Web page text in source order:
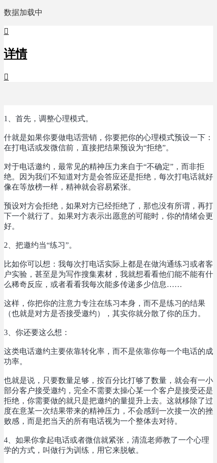
数据加载中

详情

1、首先，调整心理模式。
什就是如果你要做电话营销，你要把你的心理模式预设一下：
在打电话或发微信前，直接把结果预设为“拒绝”。
对于电话邀约，最常见的精神压力来自于“不确定”，而非拒
绝。因为我们不知道对方是会答应还是拒绝，每次打电话就好
像在等放榜一样，精神就会容易紧张。
预设对方会拒绝，如果对方已经拒绝了，那也没有所谓，再打
下一个就行了。如果对方表示出愿意的可能时，你的情绪会更
好。
2、把邀约当“练习”。
比如你可以想：我每次打电话实际上都是在做沟通练习或者客
户实验，甚至是为写作搜集素材，我就想看看他们能不能有什
么稀奇反应，或者看看我每次能多传递多少信息……
这样，你把你的注意力专注在练习本身，而不是练习的结果
（也就是对方是否接受邀约），其实你就分散了你的压力。
3、你还要这么想：
这类电话邀约主要依靠转化率，而不是依靠你每一个电话的成
功率。
也就是说，只要数量足够，按百分比打够了数量，就会有一小
部分客户接受邀约，完全不需要太操心某一个客户是接受还是
拒绝，你需要做的就只是把邀约的量提升上去。这就移除了过
度在意某一次结果带来的精神压力，不会感到一次接一次的挫
败感，而是把当天的所有电话视为一个整体去对待。
4、如果你拿起电话或者微信就紧张，清流老师教了一个心理
学的方式，叫做行为训练，用它来脱敏。